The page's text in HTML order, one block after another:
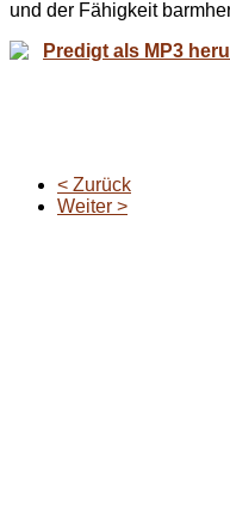
und der Fähigkeit
Predigt als MP3
< Zurück
Weiter >